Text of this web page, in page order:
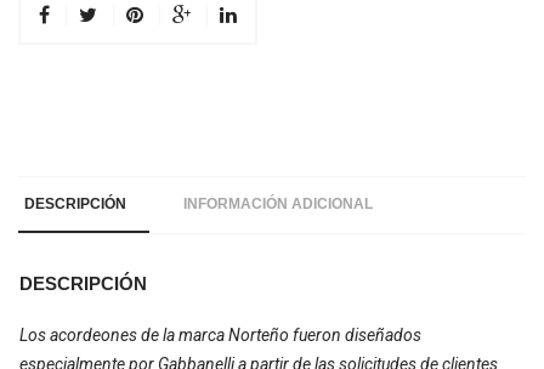
DESCRIPCIÓN INFORMACIÓN ADICIONAL
DESCRIPCIÓN
Los acordeones de la marca Norteño fueron diseñados
especialmente por Gabbanelli a partir de las solicitudes de clientes